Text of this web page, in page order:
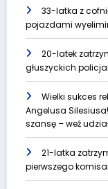
33-latka z
pojazdami
20-latek
głuszyckich
Wielki sukces
Angelusa
szansę – weź
21-latka
pierwszego